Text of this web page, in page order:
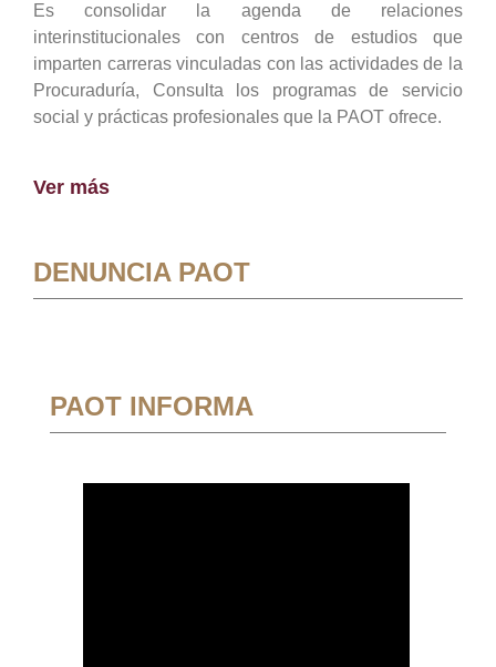
Es consolidar la agenda de relaciones
interinstitucionales con centros de estudios que
imparten carreras vinculadas con las actividades de la
Procuraduría, Consulta los programas de servicio
social y prácticas profesionales que la PAOT ofrece.
Ver más
DENUNCIA PAOT
PAOT INFORMA